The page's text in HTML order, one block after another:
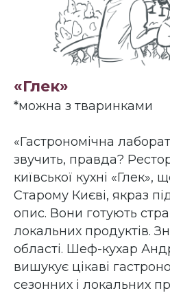
«Глек»
*можна з тваринками
«Гастрономічна
звучить, правда?
київської кухні
Старому Києві, якраз
опис. Вони готують
локальних продуктів.
області. Шеф-кухар
вишукує цікаві
сезонних і локальних